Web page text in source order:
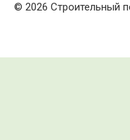
© 2026 Строительный